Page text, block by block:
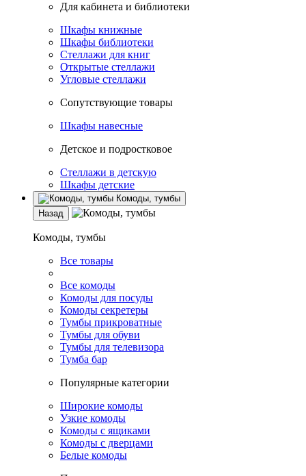
Для кабинета и библиотеки
Шкафы книжные
Шкафы библиотеки
Стеллажи для книг
Открытые стеллажи
Угловые стеллажи
Сопутствующие товары
Шкафы навесные
Детское и подростковое
Стеллажи в детскую
Шкафы детские
Комоды, тумбы
Назад
Комоды, тумбы
Все товары
Все комоды
Комоды для посуды
Комоды секретеры
Тумбы прикроватные
Тумбы для обуви
Тумбы для телевизора
Тумба бар
Популярные категории
Широкие комоды
Узкие комоды
Комоды с ящиками
Комоды с дверцами
Белые комоды